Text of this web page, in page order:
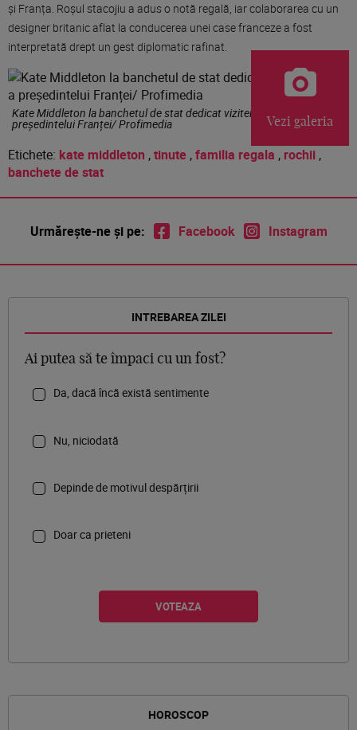
și Franța. Roșul stacojiu a adus o notă regală, iar colaborarea cu un
designer britanic aflat la conducerea unei case franceze a fost
interpretată drept un gest diplomatic rafinat.
Kate Middleton la banchetul de stat dedicat vizitei oficiale a
președintelui Franței/ Profimedia Vezi galeria
Etichete: kate middleton ,tinute,familia regala , rochii,
banchete de stat
Urmărește-ne și pe: Facebook Instagram
INTREBAREA ZILEI
Ai putea să te împaci cu un fost?
Da, dacă încă există sentimente
Nu, niciodată
Depinde de motivul despărțirii
Doar ca prieteni
HOROSCOP